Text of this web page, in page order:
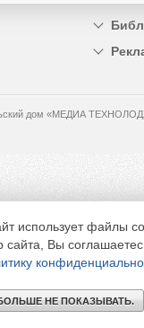
дом «МЕДИА
использует файлы
Вы
НЕ ПОКАЗЫВАТЬ.